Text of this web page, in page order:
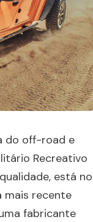
do off-road e
Recreativo
está no
mais recente
fabricante